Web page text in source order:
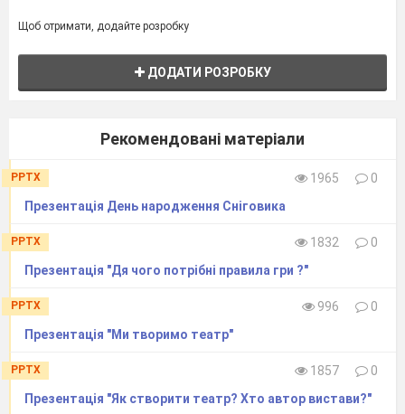
Щоб отримати, додайте розробку
ДОДАТИ РОЗРОБКУ
Рекомендовані матеріали
PPTX 1965
0
Презентація День народження Сніговика
PPTX 1832
0
Презентація "Дя чого потрібні правила гри ?"
PPTX 996
0
Презентація "Ми творимо театр"
PPTX 1857
0
Презентація "Як створити театр? Хто автор вистави?"